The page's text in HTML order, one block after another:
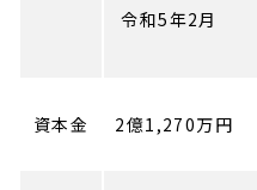
令和5年2月
資本金 2億1,270万円